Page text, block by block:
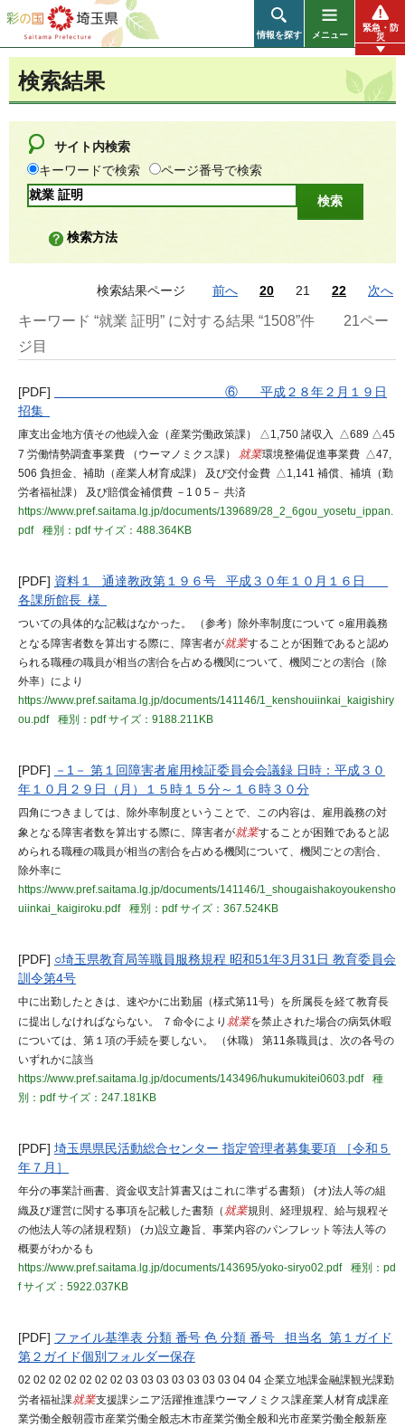
彩の国 埼玉県
情報を探す メニュー
緊急・防
災
検索結果
サイト内検索
キーワードで検索
ページ番号で検索
検索方法
検索結果ページ 前へ 20 21 22 次へ
キーワード “就業 証明” に対する結果 “1508”件
21ペー
ジ目
[PDF]
⑥ 平成２８年２月１９日
招集
庫支出金地方債その他繰入金（産業労働政策課） △1,750 諸収入 △689 △45
7 労働情勢調査事業費 （ウーマノミクス課） 就業環境整備促進事業費 △47,
506 負担金、補助（産業人材育成課） 及び交付金費 △1,141 補償、補填（勤
労者福祉課） 及び賠償金補償費 －1 0 5－ 共済
https://www.pref.saitama.lg.jp/documents/139689/28_2_6gou_yosetu_ippan.
pdf
種別：pdfサイズ：488.364KB
[PDF] 資料１ 通達教政第１９６号 平成３０年１０月１６日
各課所館長 様
ついての具体的な記載はなかった。 （参考）除外率制度について ○雇用義務
となる障害者数を算出する際に、障害者が就業することが困難であると認め
られる職種の職員が相当の割合を占める機関について、機関ごとの割合（除
外率）により
https://www.pref.saitama.lg.jp/documents/141146/1_kenshouiinkai_kaigishiry
ou.pdf
種別：pdfサイズ：9188.211KB
[PDF] －1－ 第１回障害者雇用検証委員会会議録 日時：平成３０
年１０月２９日（月）１５時１５分～１６時３０分
四角につきましては、除外率制度ということで、この内容は、雇用義務の対
象となる障害者数を算出する際に、障害者が就業することが困難であると認
められる職種の職員が相当の割合を占める機関について、機関ごとの割合、
除外率に
https://www.pref.saitama.lg.jp/documents/141146/1_shougaishakoyoukensho
uiinkai_kaigiroku.pdf
種別：pdfサイズ：367.524KB
[PDF] ○埼玉県教育局等職員服務規程 昭和51年3月31日 教育委員会
訓令第4号
中に出勤したときは、速やかに出勤届（様式第11号）を所属長を経て教育長
に提出しなければならない。 ７命令により 就業を禁止された場合の病気休暇
については、第１項の手続を要しない。 （休職） 第11条職員は、次の各号の
いずれかに該当
https://www.pref.saitama.lg.jp/documents/143496/hukumukitei0603.pdf
種
別：pdfサイズ：247.181KB
[PDF] 埼玉県県民活動総合センター 指定管理者募集要項 ［令和５
年７月］
年分の事業計画書、資金収支計算書又はこれに準ずる書類） (オ)法人等の組
織及び運営に関する事項を記載した書類（就業規則、経理規程、給与規程そ
の他法人等の諸規程類） (カ)設立趣旨、事業内容のパンフレット等法人等の
概要がわかるも
https://www.pref.saitama.lg.jp/documents/143695/yoko-siryo02.pdf
種別：pd
fサイズ：5922.037KB
[PDF] ファイル基準表 分類 番号 色 分類 番号 担当名 第１ガイド
第２ガイド個別フォルダー保存
02 02 02 02 02 02 02 03 03 03 03 03 03 03 04 04 企業立地課金融課観光課勤
労者福祉課就業支援課シニア活躍推進課ウーマノミクス課産業人材育成課産
業労働全般朝霞市産業労働全般志木市産業労働全般和光市産業労働全般新座